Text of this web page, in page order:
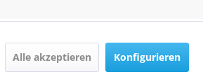
Alle akzeptieren Konfigurieren